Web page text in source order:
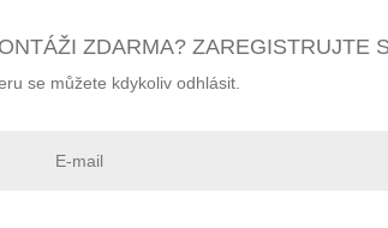
ZDARMA? ZAREGISTRUJTE
se můžete kdykoliv odhlásit.